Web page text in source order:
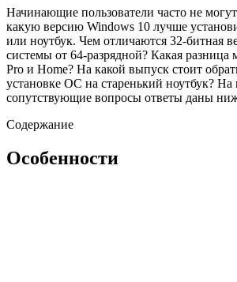
Начинающие пользователи часто не
какую версию Windows 10 лучше
или ноутбук. Чем отличаются 32-битная
системы от 64-разрядной? Какая
Pro и Home? На какой выпуск стоит
установке ОС на старенький ноутбук? На
сопутствующие вопросы ответы даны
Содержание
Особенности